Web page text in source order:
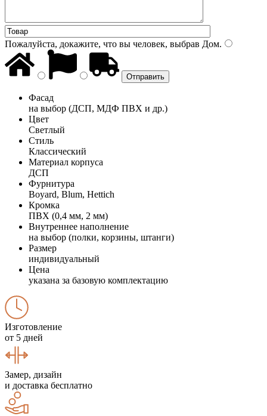
Пожалуйста, докажите, что вы человек, выбрав Дом.
Фасад
на выбор (ДСП, МДФ ПВХ и др.)
Цвет
Светлый
Стиль
Классический
Материал корпуса
ДСП
Фурнитура
Boyard, Blum, Hettich
Кромка
ПВХ (0,4 мм, 2 мм)
Внутреннее наполнение
на выбор (полки, корзины, штанги)
Размер
индивидуальный
Цена
указана за базовую комплектацию
Изготовление
от 5 дней
Замер, дизайн
и доставка бесплатно